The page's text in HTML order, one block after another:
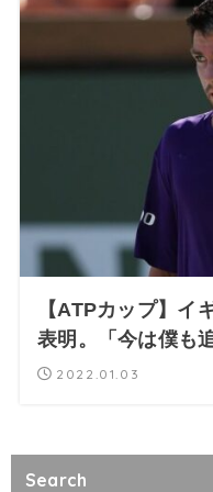
【ATPカップ】イ
表明。「今は僕も
2022.01.03
Search